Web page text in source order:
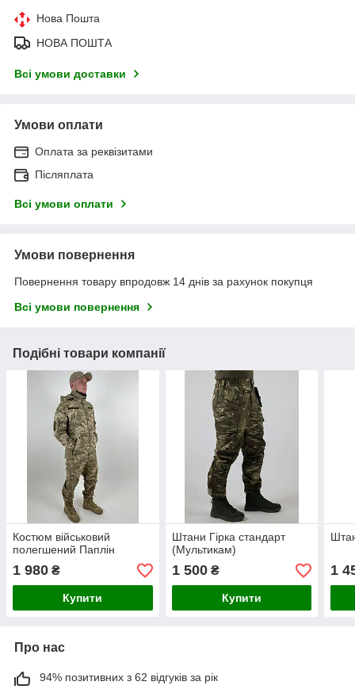
Нова Пошта
НОВА ПОШТА
Всі умови доставки
Умови оплати
Оплата за реквізитами
Післяплата
Всі умови оплати
Умови повернення
Повернення товару впродовж 14 днів за рахунок покупця
Всі умови повернення
Подібні товари компанії
Костюм військовий
полегшений Паплін
1 980 ₴
Купити
Штани Гірка стандарт
(Мультикам)
1 500₴
Купити
1
Про нас
94% позитивних з 62 відгуків за рік